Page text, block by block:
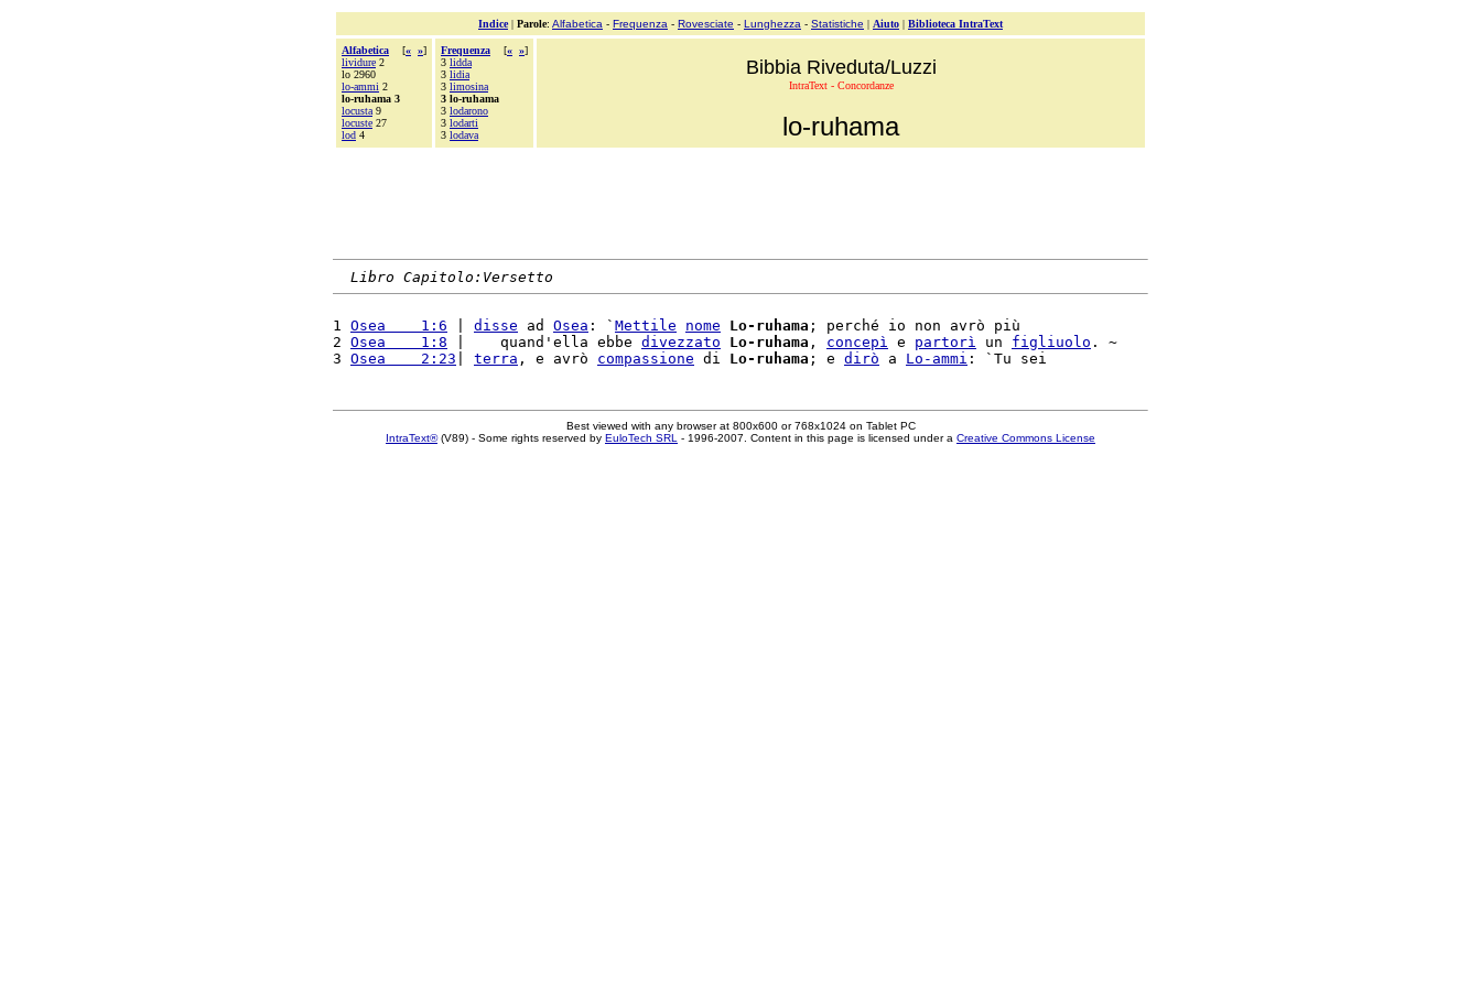
Indice| Parole: Alfabetica - Frequenza - Rovesciate - Lunghezza - Statistiche | Aiuto | Biblioteca IntraText
Alfabetica [« »]
lividure 2
lo 2960
lo-ammi 2
lo-ruhama 3
locusta 9
locuste 27
lod 4
Frequenza [« »]
3 lidda
3 lidia
3 limosina
3 lo-ruhama
3 lodarono
3 lodarti
3 lodava
Bibbia Riveduta/Luzzi
IntraText - Concordanze
lo-ruhama
Libro Capitolo:Versetto
1 Osea    1:6 disse ad Osea : ` Mettile nome Lo-ruhama ; perché io non avrò più
2 Osea    1:8 |    quand'ella ebbe divezzato Lo-ruhama , concepì e partorì un figliuolo . ~
3 Osea    2:23 terra , e avrò compassione di Lo-ruhama ; e dirò a Lo-ammi
Best viewed with any browser at 800x600 or 768x1024 on Tablet PC
IntraText®(V89) - Some rights reserved by EuloTech SRL - 1996-2007. Content in this page is licensed under a Creative Commons License